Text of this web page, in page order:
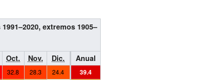
extremos 1905–
Oct. Nov. Dic.
Anual
32.8 28.3 24.4 39.4